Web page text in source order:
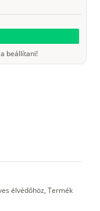
beállítani!
élvédőhöz, Termék